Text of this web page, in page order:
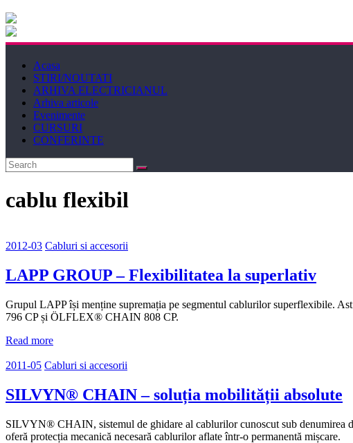
Electricianul
Revista
Electricianul
Acasa
STIRI/NOUTATI
ARHIVA ELECTRICIANUL
Arhiva articole
Evenimente
CURSURI
CONFERINTE
cablu flexibil
2012-03 Cabluri si accesorii
LAPP GROUP – Flexibilitatea la superlativ
Grupul LAPP își menține supremația pe segmentul cablurilor superflexibile.
796 CP și ÖLFLEX® CHAIN 808 CP.
Read more
2011-05 Cabluri si accesorii
SILVYN® CHAIN – soluția mobilității absolute
SILVYN® CHAIN, sistemul de ghidare al cablurilor cunoscut sub denumirea
oferă protecția mecanică necesară cablurilor aflate într-o permanentă mișcare.